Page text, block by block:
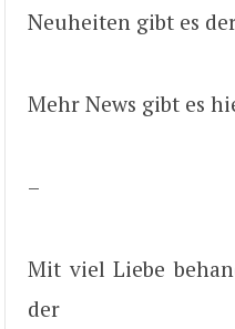
Neuheiten gibt es
Mehr News gibt es
–
Mit viel Liebe
der